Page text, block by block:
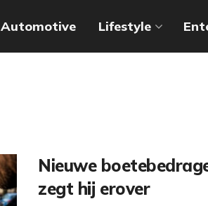
Automotive Lifestyle
Nieuwe
zegt hij erover